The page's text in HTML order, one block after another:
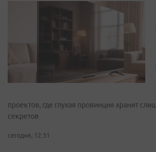
проектов, где глухая провинция хранит
секретов
сегодня, 12:31